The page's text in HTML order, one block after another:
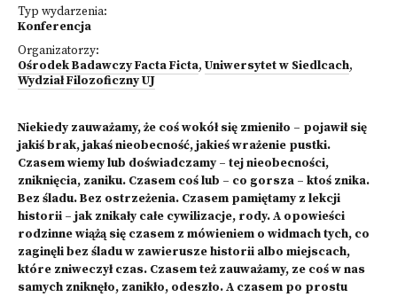
Typ wydarzenia:
Konferencja
Organizatorzy:
Ośrodek Badawczy Facta Ficta, Uniwersytet w Siedlcach,
Wydział Filozoficzny UJ
Niekiedy zauważamy, że coś wokół się zmieniło – pojawił się
jakiś brak, jakaś nieobecność, jakieś wrażenie pustki.
Czasem wiemy lub doświadczamy – tej nieobecności,
zniknięcia, zaniku. Czasem coś lub – co gorsza – ktoś znika.
Bez śladu. Bez ostrzeżenia. Czasem pamiętamy z lekcji
historii – jak znikały całe cywilizacje, rody. A opowieści
rodzinne wiążą się czasem z mówieniem o widmach tych, co
zaginęli bez śladu w zawierusze historii albo miejscach,
które zniweczył czas. Czasem też zauważamy, ze coś w nas
samych zniknęło, zanikło, odeszło. A czasem po prostu